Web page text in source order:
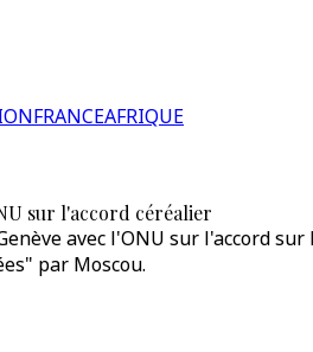
FRANCEAFRIQUE
sur l'accord céréalier
avec l'ONU sur l'accord
par Moscou.